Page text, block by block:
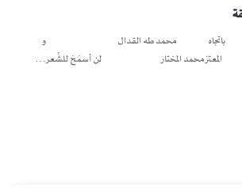
باتجاه محمد طه القدال و
المعتز محمد المختار لن أسمَحَ للشِّعر…